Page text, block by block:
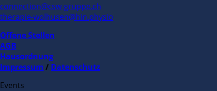
connection@csw-gruppe.ch
therapie-wolhusen@hin.physio
Offene Stellen
AGB
Hausordnung
Impressum / Datenschutz
Events